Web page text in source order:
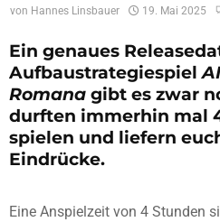
von Hannes Linsbauer 19. Mai 2025
Ein genaues
Aufbaustrategiespiel
Romana gibt es zwar
durften immerhin mal
spielen und liefern
Eindrücke.
Eine Anspielzeit von 4 Stunden